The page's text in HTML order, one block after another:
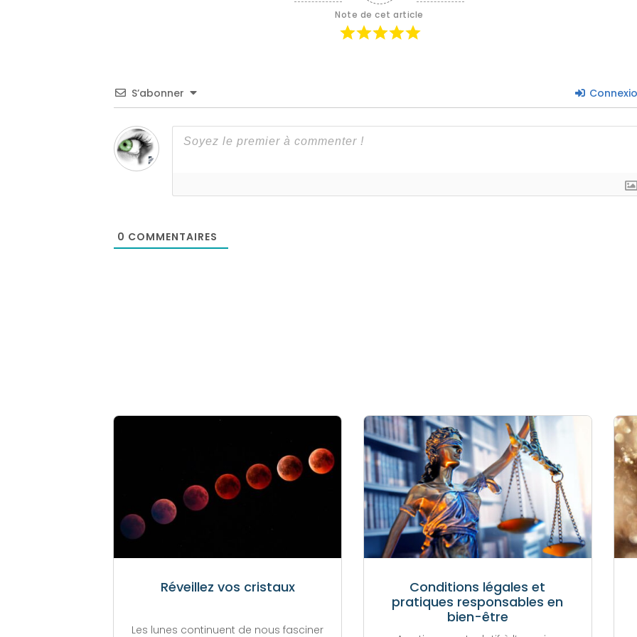
Note de cet article
S’abonner
0 COMMENTAIRES
Réveillez vos cristaux
Les lunes continuent de nous fasciner
Conditions légales et
pratiques responsables en
bien-être